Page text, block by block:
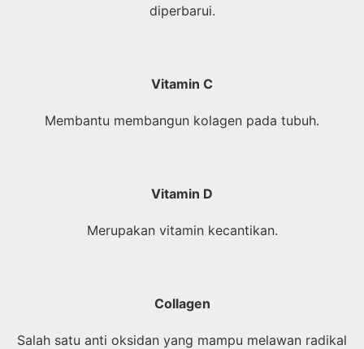
diperbarui.
Vitamin C
Membantu membangun kolagen pada tubuh.
Vitamin D
Merupakan vitamin kecantikan.
Collagen
Salah satu anti oksidan yang mampu melawan radikal